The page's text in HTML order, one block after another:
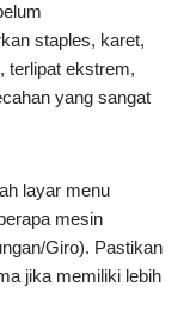
staples, karet,
terlipat ekstrem,
yang sangat
layar menu
mesin
Giro). Pastikan
jika memiliki lebih